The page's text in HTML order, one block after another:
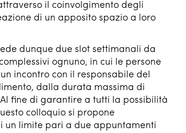
il coinvolgimento degli
di un apposito spazio a loro
dunque due slot settimanali da
ognuno, in cui le persone
incontro con il responsabile del
dalla durata massima di
fine di garantire a tutti la possibilità
colloquio si propone
un limite pari a due appuntamenti